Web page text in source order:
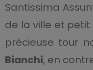
Santissima
de la ville et
précieuse tour
Bianchi, en